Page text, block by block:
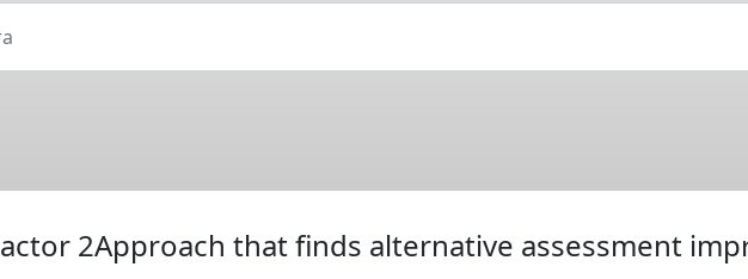
2Approach that finds alternative assessment